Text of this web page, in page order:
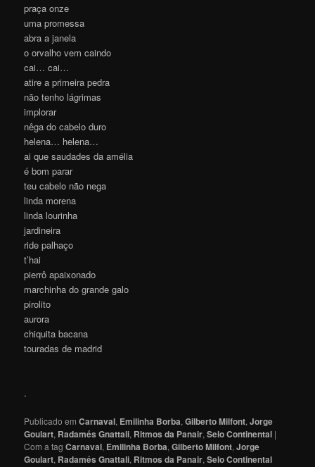
praça onze
uma promessa
abra a janela
o orvalho vem caindo
cai… cai…
atire a primeira pedra
não tenho lágrimas
implorar
nêga do cabelo duro
helena… helena…
ai que saudades da amélia
é bom parar
teu cabelo não nega
linda morena
linda lourinha
jardineira
ride palhaço
t’hai
pierrô apaixonado
marchinha do grande galo
pirolito
aurora
chiquita bacana
touradas de madrid
.
Publicado em Carnaval, Emilinha Borba,Gilberto Milfont,Jorge
Goulart, Radamés Gnattali, Ritmos da Panair,Selo Continental |
Com a tagCarnaval, Emilinha Borba,Gilberto Milfont,Jorge
Goulart, Radamés Gnattali, Ritmos da Panair,Selo Continental